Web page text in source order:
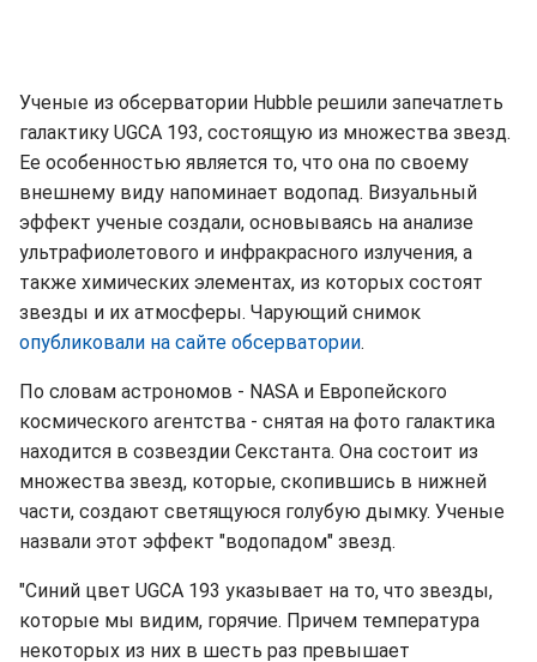
Ученые из обсерватории Hubble решили запечатлеть
галактику UGCA 193, состоящую из множества звезд.
Ее особенностью является то, что она по своему
внешнему виду напоминает водопад. Визуальный
эффект ученые создали, основываясь на анализе
ультрафиолетового и инфракрасного излучения, а
также химических элементах, из которых состоят
звезды и их атмосферы. Чарующий снимок
опубликовали на сайте обсерватории.
По словам астрономов - NASA и Европейского
космического агентства - снятая на фото галактика
находится в созвездии Секстанта. Она состоит из
множества звезд, которые, скопившись в нижней
части, создают светящуюся голубую дымку. Ученые
назвали этот эффект "водопадом" звезд.
"Синий цвет UGCA 193 указывает на то, что звезды,
которые мы видим, горячие. Причем температура
некоторых из них в шесть раз превышает